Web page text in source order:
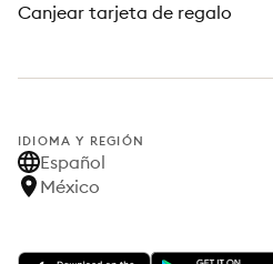
Canjear tarjeta de regalo
IDIOMA Y REGIÓN
Español
México